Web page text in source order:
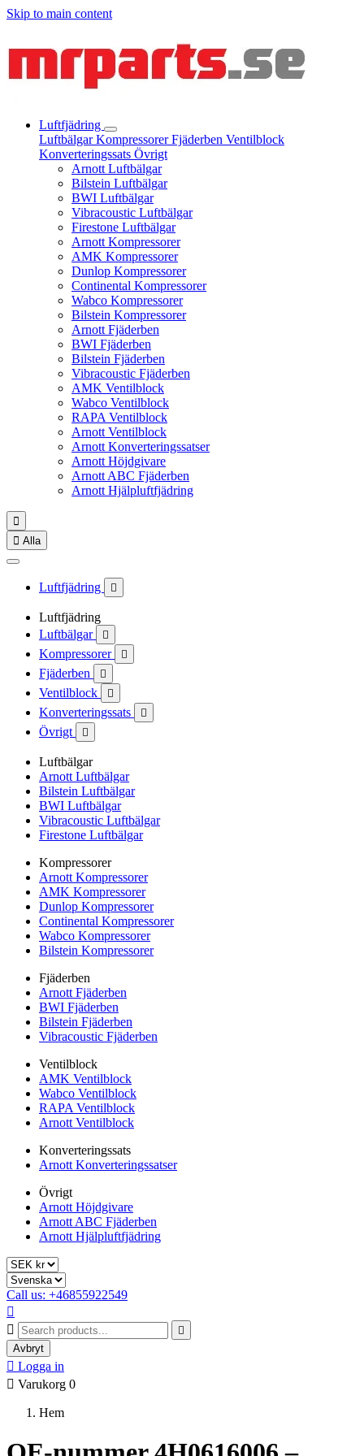
Skip to main content
Luftfjädring
LuftbälgarKompressorerFjäderben Ventilblock
Konverteringssats Övrigt
Arnott Luftbälgar
Bilstein Luftbälgar
BWI Luftbälgar
Vibracoustic Luftbälgar
Firestone Luftbälgar
Arnott Kompressorer
AMK Kompressorer
Dunlop Kompressorer
Continental Kompressorer
Wabco Kompressorer
Bilstein Kompressorer
Arnott Fjäderben
BWI Fjäderben
Bilstein Fjäderben
Vibracoustic Fjäderben
AMK Ventilblock
Wabco Ventilblock
RAPA Ventilblock
Arnott Ventilblock
Arnott Konverteringssatser
Arnott Höjdgivare
Arnott ABC Fjäderben
Arnott Hjälpluftfjädring

 Alla
Luftfjädring 
Luftfjädring
Luftbälgar

Kompressorer 
Fjäderben 
Ventilblock 
Konverteringssats 
Övrigt 
Luftbälgar
Arnott Luftbälgar
Bilstein Luftbälgar
BWI Luftbälgar
Vibracoustic Luftbälgar
Firestone Luftbälgar
Kompressorer
Arnott Kompressorer
AMK Kompressorer
Dunlop Kompressorer
Continental Kompressorer
Wabco Kompressorer
Bilstein Kompressorer
Fjäderben
Arnott Fjäderben
BWI Fjäderben
Bilstein Fjäderben
Vibracoustic Fjäderben
Ventilblock
AMK Ventilblock
Wabco Ventilblock
RAPA Ventilblock
Arnott Ventilblock
Konverteringssats
Arnott Konverteringssatser
Övrigt
Arnott Höjdgivare
Arnott ABC Fjäderben
Arnott Hjälpluftfjädring
Call us: +46855922549



Avbryt
 Logga in
 Varukorg 0
Hem